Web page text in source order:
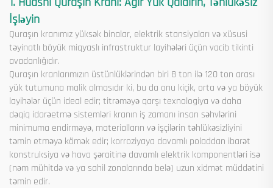
İşləyin
Quraşın kranımız yüksək binalar, elektrik stansiyaları və xüsusi
təyinatlı böyük miqyaslı infrastruktur layihələri üçün vacib tikinti
avadanlığıdır.
Quraşın kranlarımızın üstünlüklərindən biri 8 ton ilə 120 ton arası
yük tutumuna malik olmasıdır ki, bu da onu kiçik, orta və ya böyük
layihələr üçün ideal edir; titrəməyə qarşı texnologiya və daha
dəqiq idarəetmə sistemləri kranın iş zamanı insan səhvlərini
minimuma endirməyə, materialların və işçilərin təhlükəsizliyini
təmin etməyə kömək edir; korroziyaya davamlı poladdan ibarət
konstruksiya və hava şəraitinə davamlı elektrik komponentləri isə
(nəm mühitdə və ya sahil zonalarında belə) uzun xidmət müddətini
təmin edir.